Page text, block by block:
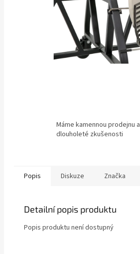
Máme kamennou prodejnu a
dlouholeté zkušenosti
Popis Diskuze Značka
Detailní popis produktu
Popis produktu není dostupný